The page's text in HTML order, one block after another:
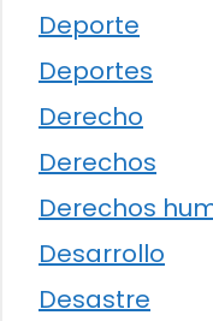
Deporte
Deportes
Derecho
Derechos
Derechos
Desarrollo
Desastre